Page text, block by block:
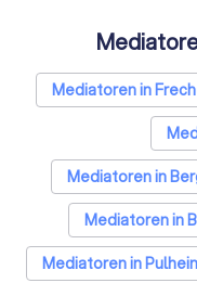
Mediatoren in
Mediatoren in
Mediatoren in
Mediatoren in